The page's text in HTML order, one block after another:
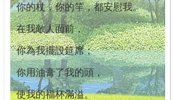
你的杖，你的竿，都安慰我。
在我敵人面前，
你為我擺設筵席；
你用油膏了我的頭，
使我的福杯滿溢。